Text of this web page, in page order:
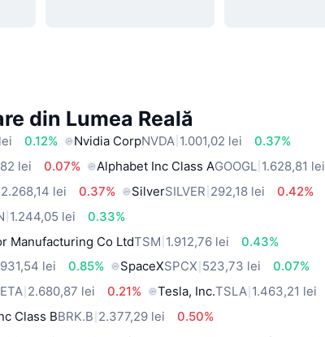
din Lumea Reală
0.12% Nvidia CorpNVDA 1.001,02 lei
0.37%
lei 0.07% Alphabet Inc Class AGOOGL 1.628,81 lei
2.268,14 lei 0.37% SilverSILVER 292,18 lei
0.42%
1.244,05 lei
0.33%
Manufacturing Co LtdTSM 1.912,76 lei
0.43%
lei 0.85% SpaceXSPCX 523,73 lei
0.07%
2.680,87 lei 0.21% Tesla, Inc.TSLA 1.463,21 lei
Class BBRK.B 2.377,29 lei
0.50%